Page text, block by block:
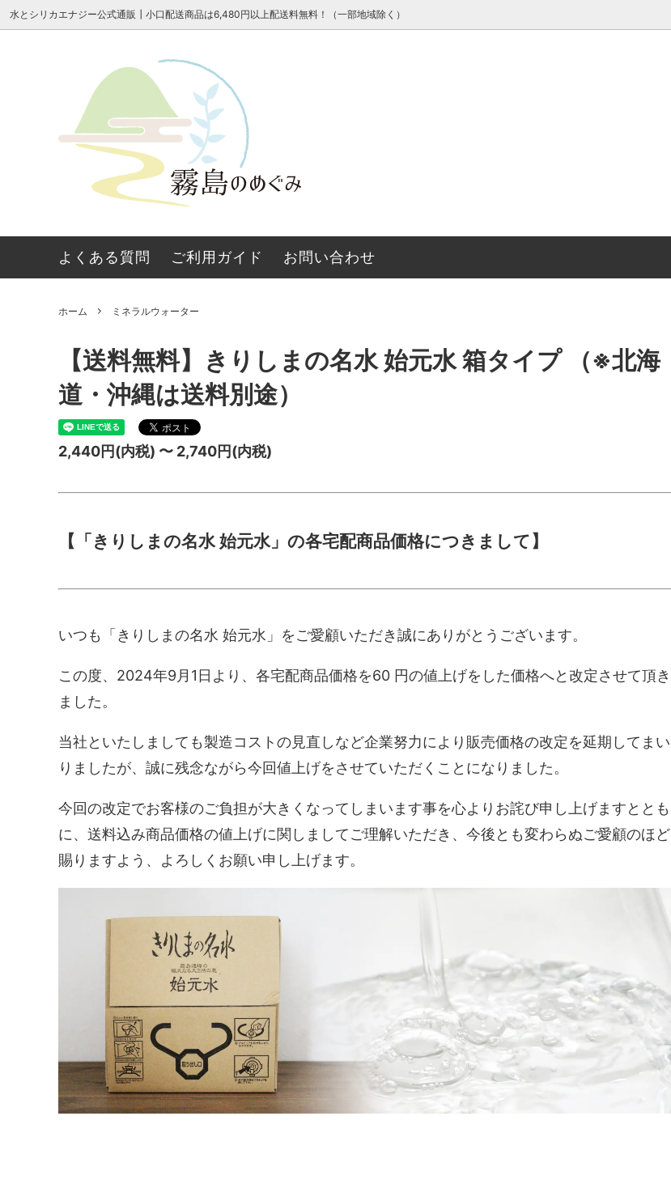
水とシリカエナジー公式通販┃小口配送商品は6,480円以上配送料無料！（一部地域除く）
ミネラルウォーター
よくある質問
よくある質問 ご利用ガイド お問い合わせ
ホーム ミネラルウォーター
【送料無料】きりしまの名水 始元水 箱タイプ （※北海
道・沖縄は送料別途）
2,440円(内税) 〜 2,740円(内税)
【「きりしまの名水 始元水」の各宅配商品価格につきまして】
いつも「きりしまの名水 始元水」をご愛顧いただき誠にありがとうございます。
この度、2024年9月1日より、各宅配商品価格を60 円の値上げをした価格へと改定させて頂き
ました。
当社といたしましても製造コストの見直しなど企業努力により販売価格の改定を延期してまい
りましたが、誠に残念ながら今回値上げをさせていただくことになりました。
今回の改定でお客様のご負担が大きくなってしまいます事を心よりお詫び申し上げますととも
に、送料込み商品価格の値上げに関しましてご理解いただき、今後とも変わらぬご愛顧のほど
賜りますよう、よろしくお願い申し上げます。